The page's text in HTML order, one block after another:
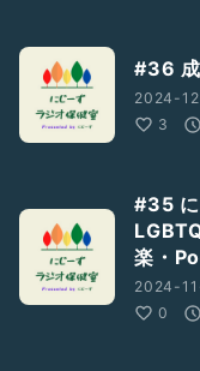
#36 成
2024-
3
#35 に
楽・
2024-
0